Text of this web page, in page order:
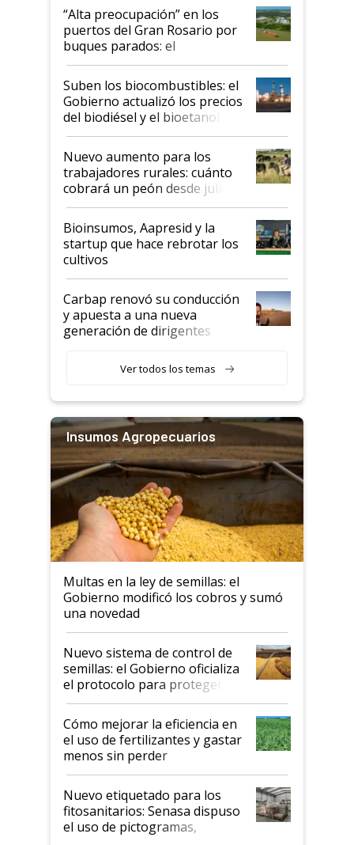
“Alta preocupación” en los
puertos del Gran Rosario por
buques parados: el
funcionamiento de las
exportadoras en tensión tras
la medida de fuerza de los
prácticos
Suben los biocombustibles: el
Gobierno actualizó los precios
del biodiésel y el bioetanol
Nuevo aumento para los
trabajadores rurales: cuánto
cobrará un peón desde julio
Bioinsumos, Aapresid y la
startup que hace rebrotar los
cultivos
Carbap renovó su conducción
y apuesta a una nueva
generación de dirigentes
Ver todos los temas
Insumos Agropecuarios
Multas en la ley de semillas: el
Gobierno modificó los cobros y sumó
una novedad
Nuevo sistema de control de
semillas: el Gobierno oficializa
el protocolo para proteger la
propiedad intelectual
Cómo mejorar la eficiencia en
el uso de fertilizantes y gastar
menos sin perder
productividad en la campaña
fina
Nuevo etiquetado para los
fitosanitarios: Senasa dispuso
el uso de pictogramas,